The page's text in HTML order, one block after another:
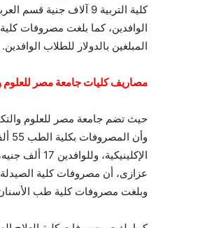
المبلغين بالدولار للطلاب الوافدين.
مصاريف كليات جامعة مصر للعلوم
وبلغت مصروفات كلية طب الأسنان 42 ألف جنيه، وللطلاب الوافدين 10 آلاف و500 دولار، وسيتم قبول 330